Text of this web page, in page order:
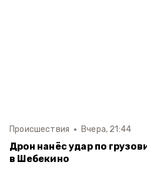
Происшествия Вчера, 21:44
Дрон нанёс удар по
в Шебекино